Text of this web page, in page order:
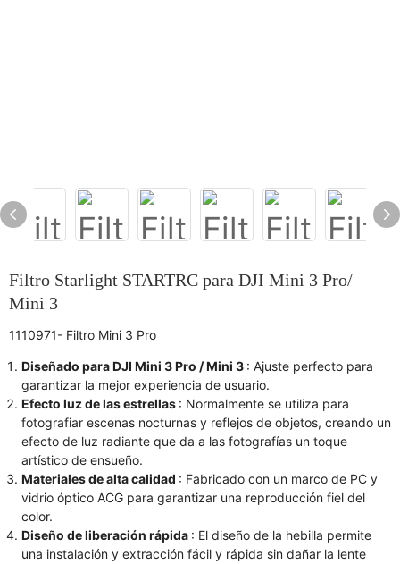
Filtro Starlight STARTRC para DJI Mini 3 Pro/
Mini 3
1110971- Filtro Mini 3 Pro
Diseñado para DJI Mini 3 Pro / Mini 3 : Ajuste perfecto para
garantizar la mejor experiencia de usuario.
Efecto luz de las estrellas : Normalmente se utiliza para
fotografiar escenas nocturnas y reflejos de objetos, creando un
efecto de luz radiante que da a las fotografías un toque
artístico de ensueño.
Materiales de alta calidad : Fabricado con un marco de PC y
vidrio óptico ACG para garantizar una reproducción fiel del
color.
Diseño de liberación rápida : El diseño de la hebilla permite
una instalación y extracción fácil y rápida sin dañar la lente